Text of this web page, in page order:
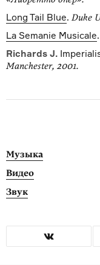
Long Tail Blue. Duke
La Semanie Musicale.
Richards J.
Manchester, 2001.
Музыка
Видео
Звук